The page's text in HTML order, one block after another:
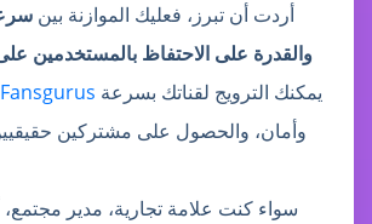
أردت أن تبرز، فعليك الموازنة بين
والقدرة على الاحتفاظ بالمستخدمين
منصة Fansgurus
وأمان، والحصول على مشتركين
سواء كنت علامة تجارية، مدير